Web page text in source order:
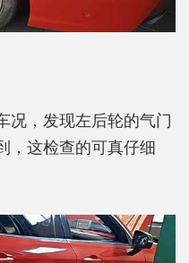
况，发现左后轮的气门
，这检查的可真仔细